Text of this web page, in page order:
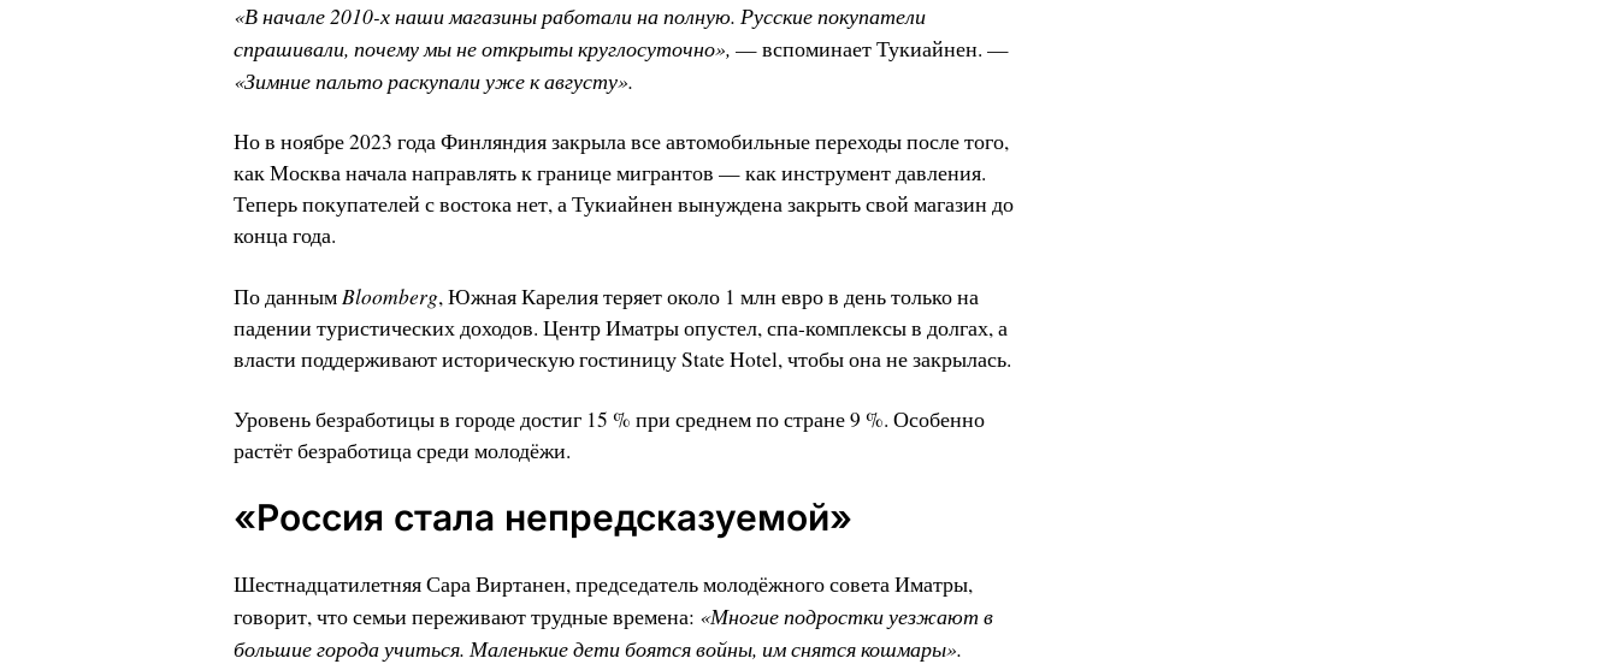
«В начале 2010-х наши магазины работали на полную. Русские покупатели
спрашивали, почему мы не открыты круглосуточно», — вспоминает Тукиайнен. —
«Зимние пальто раскупали уже к августу».
Но в ноябре 2023 года Финляндия закрыла все автомобильные переходы после того,
как Москва начала направлять к границе мигрантов — как инструмент давления.
Теперь покупателей с востока нет, а Тукиайнен вынуждена закрыть свой магазин до
конца года.
По даннымBloomberg, Южная Карелия теряет около 1 млн евро в день только на
падении туристических доходов. Центр Иматры опустел, спа-комплексы в долгах, а
власти поддерживают историческую гостиницу State Hotel, чтобы она не закрылась.
Уровень безработицы в городе достиг 15 % при среднем по стране 9 %. Особенно
растёт безработица среди молодёжи.
«Россия стала непредсказуемой»
Шестнадцатилетняя Сара Виртанен, председатель молодёжного совета Иматры,
говорит, что семьи переживают трудные времена: «Многие подростки уезжают в
большие города учиться. Маленькие дети боятся войны, им снятся кошмары».